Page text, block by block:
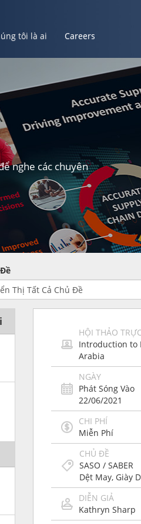
tôi là ai Careers
nghe các chuyên
HỘI THẢO
Introduction to
Arabia
NGÀY
Phát Sóng Vào
22/06/2021
CHI PHÍ
Miễn Phí
CHỦ ĐỀ
SASO / SABER
Dệt May, Giày
DIỄN GIẢ
Kathryn Sharp